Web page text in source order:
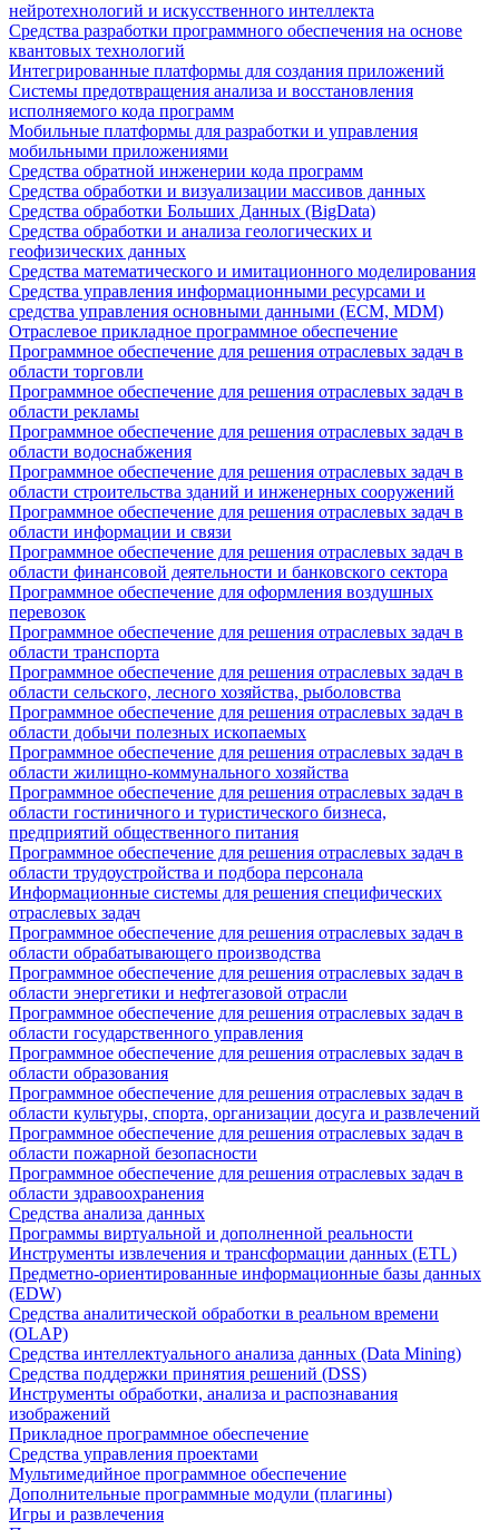
нейротехнологий и искусственного интеллекта
Средства разработки программного обеспечения на основе
квантовых технологий
Интегрированные платформы для создания приложений
Системы предотвращения анализа и восстановления
исполняемого кода программ
Мобильные платформы для разработки и управления
мобильными приложениями
Средства обратной инженерии кода программ
Средства обработки и визуализации массивов данных
Средства обработки Больших Данных (BigData)
Средства обработки и анализа геологических и
геофизических данных
Средства математического и имитационного моделирования
Средства управления информационными ресурсами и
средства управления основными данными (ECM, MDM)
Отраслевое прикладное программное обеспечение
Программное обеспечение для решения отраслевых задач в
области торговли
Программное обеспечение для решения отраслевых задач в
области рекламы
Программное обеспечение для решения отраслевых задач в
области водоснабжения
Программное обеспечение для решения отраслевых задач в
области строительства зданий и инженерных сооружений
Программное обеспечение для решения отраслевых задач в
области информации и связи
Программное обеспечение для решения отраслевых задач в
области финансовой деятельности и банковского сектора
Программное обеспечение для оформления воздушных
перевозок
Программное обеспечение для решения отраслевых задач в
области транспорта
Программное обеспечение для решения отраслевых задач в
области сельского, лесного хозяйства, рыболовства
Программное обеспечение для решения отраслевых задач в
области добычи полезных ископаемых
Программное обеспечение для решения отраслевых задач в
области жилищно-коммунального хозяйства
Программное обеспечение для решения отраслевых задач в
области гостиничного и туристического бизнеса,
предприятий общественного питания
Программное обеспечение для решения отраслевых задач в
области трудоустройства и подбора персонала
Информационные системы для решения специфических
отраслевых задач
Программное обеспечение для решения отраслевых задач в
области обрабатывающего производства
Программное обеспечение для решения отраслевых задач в
области энергетики и нефтегазовой отрасли
Программное обеспечение для решения отраслевых задач в
области государственного управления
Программное обеспечение для решения отраслевых задач в
области образования
Программное обеспечение для решения отраслевых задач в
области культуры, спорта, организации досуга и развлечений
Программное обеспечение для решения отраслевых задач в
области пожарной безопасности
Программное обеспечение для решения отраслевых задач в
области здравоохранения
Средства анализа данных
Программы виртуальной и дополненной реальности
Инструменты извлечения и трансформации данных (ETL)
Предметно-ориентированные информационные базы данных
(EDW)
Средства аналитической обработки в реальном времени
(OLAP)
Средства интеллектуального анализа данных (Data Mining)
Средства поддержки принятия решений (DSS)
Инструменты обработки, анализа и распознавания
изображений
Прикладное программное обеспечение
Средства управления проектами
Мультимедийное программное обеспечение
Дополнительные программные модули (плагины)
Игры и развлечения